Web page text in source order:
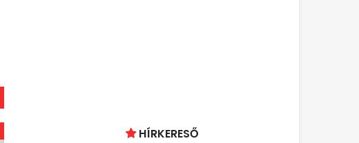
HÍRKERESŐ